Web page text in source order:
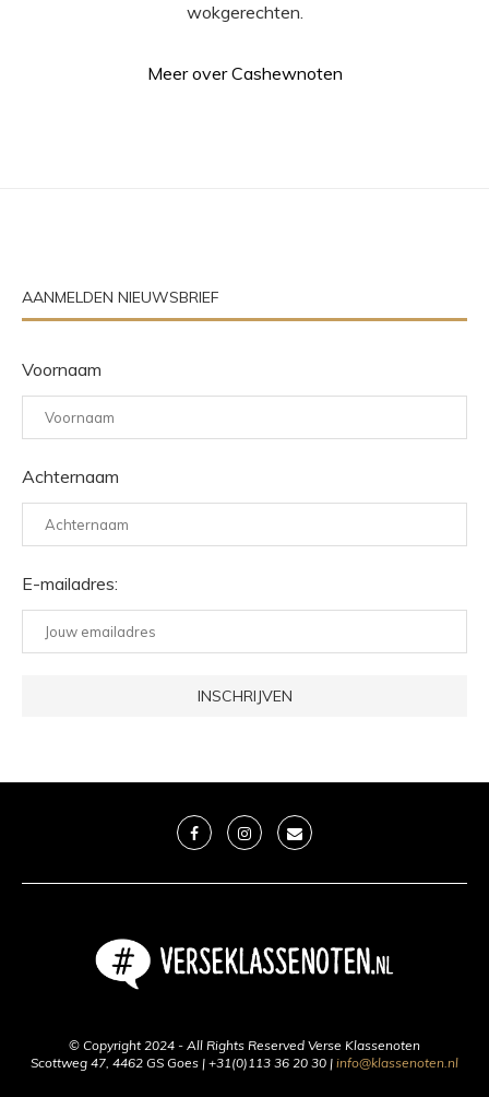
wokgerechten.
Meer over Cashewnoten
AANMELDEN NIEUWSBRIEF
Voornaam
Achternaam
E-mailadres:
© Copyright 2024 - All Rights Reserved Verse Klassenoten
Scottweg 47, 4462 GS Goes | +31(0)113 36 20 30 | info@klassenoten.nl